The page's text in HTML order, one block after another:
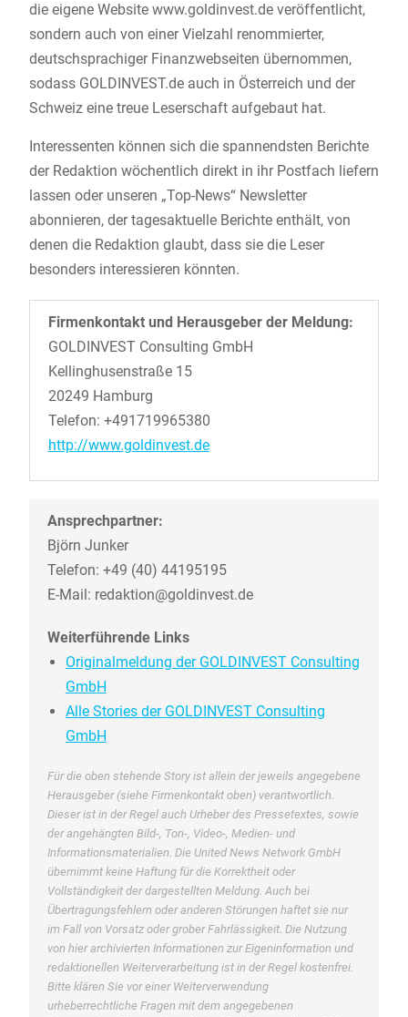
die eigene Website www.goldinvest.de veröffentlicht,
sondern auch von einer Vielzahl renommierter,
deutschsprachiger Finanzwebseiten übernommen,
sodass GOLDINVEST.de auch in Österreich und der
Schweiz eine treue Leserschaft aufgebaut hat.
Interessenten können sich die spannendsten Berichte
der Redaktion wöchentlich direkt in ihr Postfach liefern
lassen oder unseren „Top-News“ Newsletter
abonnieren, der tagesaktuelle Berichte enthält, von
denen die Redaktion glaubt, dass sie die Leser
besonders interessieren könnten.
Firmenkontakt und Herausgeber der Meldung:
GOLDINVEST Consulting GmbH
Kellinghusenstraße 15
20249 Hamburg
Telefon: +491719965380
http://www.goldinvest.de
Ansprechpartner:
Björn Junker
Telefon: +49 (40) 44195195
E-Mail: redaktion@goldinvest.de
Weiterführende Links
Originalmeldung der GOLDINVEST Consulting
GmbH
Alle Stories der GOLDINVEST Consulting
GmbH
Für die oben stehende Story ist allein der jeweils angegebene
Herausgeber (siehe Firmenkontakt oben) verantwortlich.
Dieser ist in der Regel auch Urheber des Pressetextes, sowie
der angehängten Bild-, Ton-, Video-, Medien- und
Informationsmaterialien. Die United News Network GmbH
übernimmt keine Haftung für die Korrektheit oder
Vollständigkeit der dargestellten Meldung. Auch bei
Übertragungsfehlern oder anderen Störungen haftet sie nur
im Fall von Vorsatz oder grober Fahrlässigkeit. Die Nutzung
von hier archivierten Informationen zur Eigeninformation und
redaktionellen Weiterverarbeitung ist in der Regel kostenfrei.
Bitte klären Sie vor einer Weiterverwendung
urheberrechtliche Fragen mit dem angegebenen